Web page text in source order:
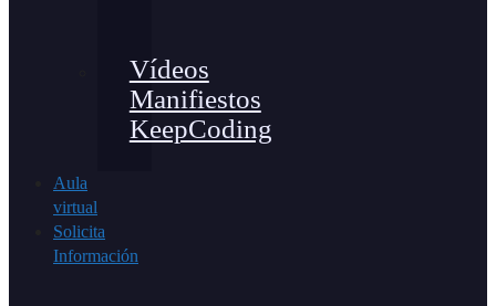
Vídeos
Manifiestos
KeepCoding
Aula
virtual
Solicita
Información